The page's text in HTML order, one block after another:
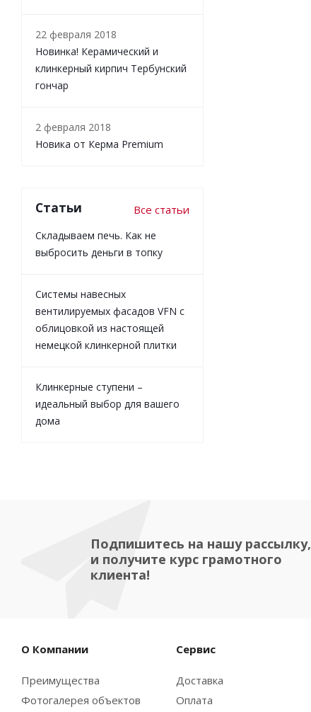
22 февраля 2018
Новинка! Керамический и
клинкерный кирпич Тербунский
гончар
2 февраля 2018
Новика от Керма Premium
Статьи Все статьи
Складываем печь. Как не
выбросить деньги в топку
Системы навесных
вентилируемых фасадов VFN с
облицовкой из настоящей
немецкой клинкерной плитки
Клинкерные ступени –
идеальный выбор для вашего
дома
Подпишитесь на нашу рассылку,
и получите курс грамотного
клиента!
О Компании
Преимущества
Фотогалерея объектов
Сервис
Доставка
Оплата